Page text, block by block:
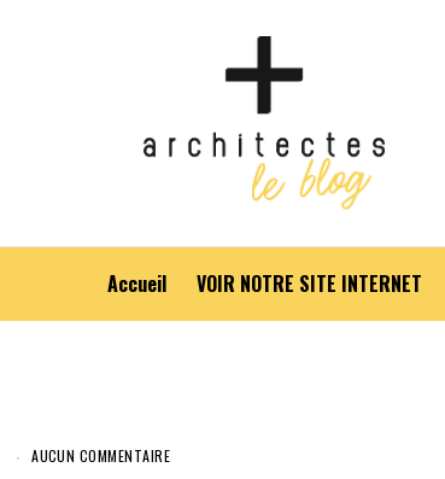
Accueil VOIR NOTRE SITE INTERNET
AUCUN COMMENTAIRE